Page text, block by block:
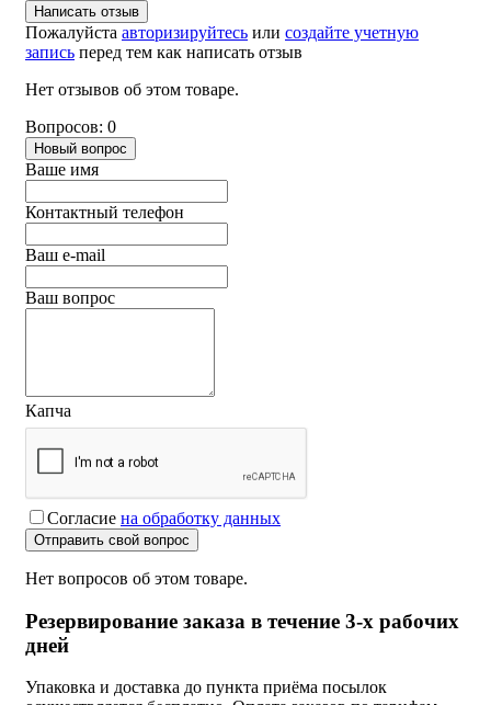
Написать отзыв
Пожалуйста авторизируйтесь или создайте учетную
запись перед тем как написать отзыв
Нет отзывов об этом товаре.
Вопросов: 0
Новый вопрос
Ваше имя
Контактный телефон
Ваш e-mail
Ваш вопрос
Капча
Согласие на обработку данных
Отправить свой вопрос
Нет вопросов об этом товаре.
Резервирование заказа в течение 3-х рабочих
дней
Упаковка и доставка до пункта приёма посылок